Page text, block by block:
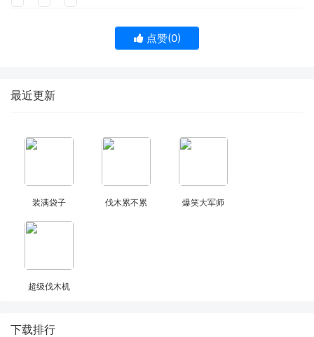
点赞(0)
最近更新
装满袋子 伐木累不累 爆笑大军师
超级伐木机
下载排行